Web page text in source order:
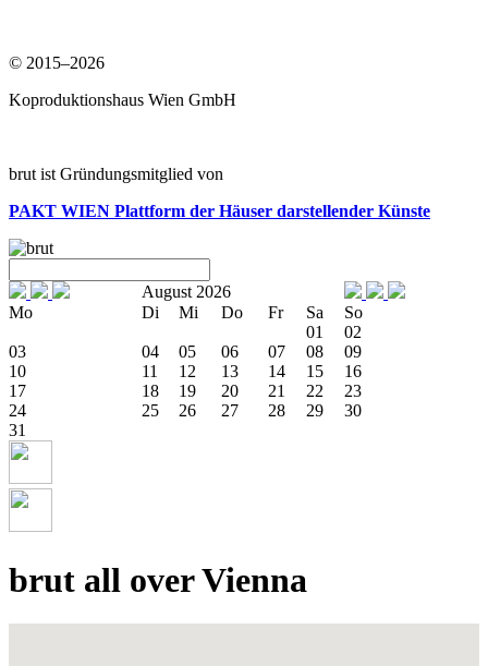
© 2015–2026
Koproduktionshaus Wien GmbH
brut ist Gründungsmitglied von
PAKT WIEN Plattform der Häuser darstellender Künste
August 2026
Mo
Di Mi Do Fr Sa
So
01
02
03
04 05 06 07 08
09
10
11 12 13 14 15
16
17
18 19 20 21 22
23
24
25 26 27 28 29
30
31
brut all over Vienna